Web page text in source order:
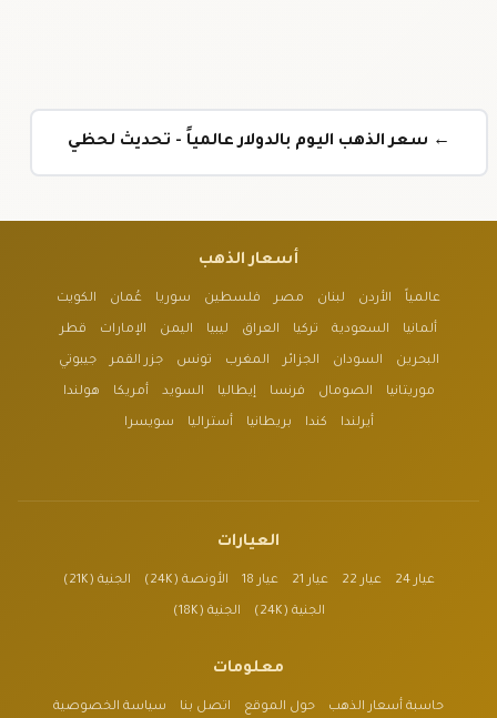
← سعر الذهب اليوم بالدولار عالمياً - تحديث لحظي
أسعار الذهب
عالمياً الأردن لبنان مصر فلسطين سوريا عُمان الكويت
ألمانيا السعودية تركيا العراق ليبيا اليمن الإمارات قطر
البحرين السودان الجزائر المغرب تونس جزر القمر جيبوتي
موريتانيا الصومال فرنسا إيطاليا السويد أمريكا هولندا
أيرلندا كندا بريطانيا أستراليا سويسرا
العيارات
عيار 24 عيار 22 عيار 21 عيار 18 الأونصة (24K) الجنية (21K)
الجنية (24K) الجنية (18K)
معلومات
حاسبة أسعار الذهب حول الموقع اتصل بنا سياسة الخصوصية